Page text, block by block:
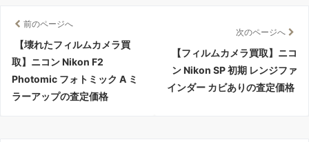
前のページへ
【壊れたフィルムカメラ買
取】ニコン Nikon F2
Photomic フォトミック A ミ
ラーアップの査定価格
次のページへ
【フィルムカメラ買取】ニコ
ン Nikon SP 初期 レンジファ
インダー カビありの査定価格